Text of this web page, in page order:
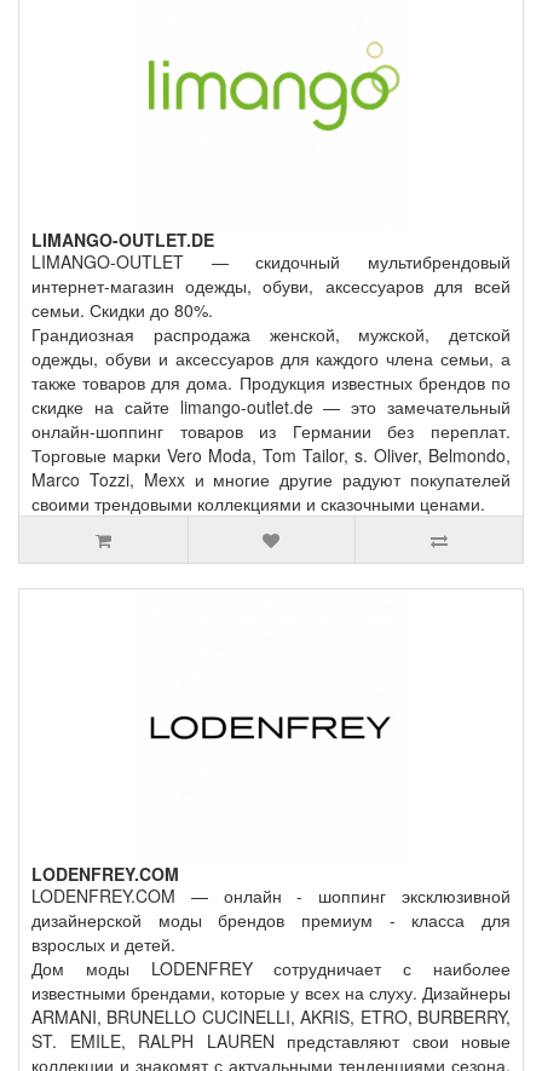
LIMANGO-OUTLET.DE
LIMANGO-OUTLET — скидочный мультибрендовый
интернет-магазин одежды, обуви, аксессуаров для всей
семьи. Скидки до 80%.
Грандиозная распродажа женской, мужской, детской
одежды, обуви и аксессуаров для каждого члена семьи, а
также товаров для дома. Продукция известных брендов по
скидке на сайте limango-outlet.de — это замечательный
онлайн-шоппинг товаров из Германии без переплат.
Торговые марки Vero Moda, Tom Tailor, s. Oliver, Belmondo,
Marco Tozzi, Mexx и многие другие радуют покупателей
своими трендовыми коллекциями и сказочными ценами.
LODENFREY.COM
LODENFREY.COM — онлайн - шоппинг эксклюзивной
дизайнерской моды брендов премиум - класса для
взрослых и детей.
Дом моды LODENFREY сотрудничает с наиболее
известными брендами, которые у всех на слуху. Дизайнеры
ARMANI, BRUNELLO CUCINELLI, AKRIS, ETRO, BURBERRY,
ST. EMILE, RALPH LAUREN представляют свои новые
коллекции и знакомят с актуальными тенденциями сезона.